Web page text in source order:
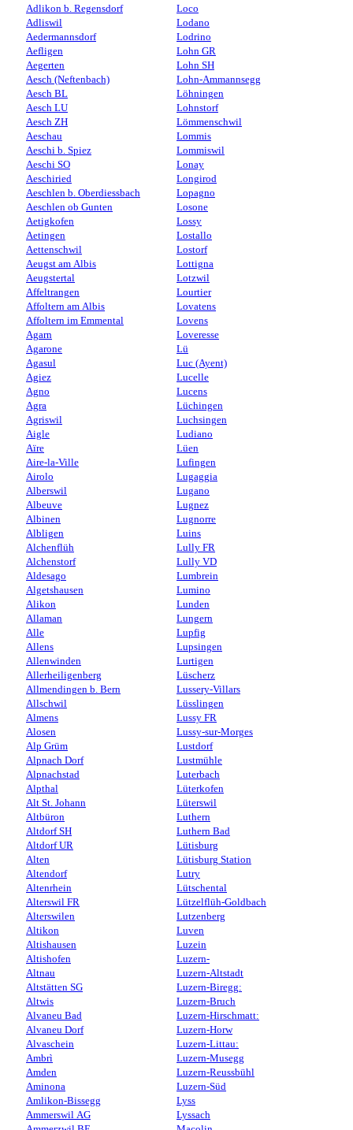
Adlikon b. Regensdorf
Adliswil
Aedermannsdorf
Aefligen
Aegerten
Aesch (Neftenbach)
Aesch BL
Aesch LU
Aesch ZH
Aeschau
Aeschi b. Spiez
Aeschi SO
Aeschiried
Aeschlen b. Oberdiessbach
Aeschlen ob Gunten
Aetigkofen
Aetingen
Aettenschwil
Aeugst am Albis
Aeugstertal
Affeltrangen
Affoltern am Albis
Affoltern im Emmental
Agarn
Agarone
Agasul
Agiez
Agno
Agra
Agriswil
Aigle
Aïre
Aire-la-Ville
Airolo
Alberswil
Albeuve
Albinen
Albligen
Alchenflüh
Alchenstorf
Aldesago
Algetshausen
Alikon
Allaman
Alle
Allens
Allenwinden
Allerheiligenberg
Allmendingen b. Bern
Allschwil
Almens
Alosen
Alp Grüm
Alpnach Dorf
Alpnachstad
Alpthal
Alt St. Johann
Altbüron
Altdorf SH
Altdorf UR
Alten
Altendorf
Altenrhein
Alterswil FR
Alterswilen
Altikon
Altishausen
Altishofen
Altnau
Altstätten SG
Altwis
Alvaneu Bad
Alvaneu Dorf
Alvaschein
Ambrì
Amden
Aminona
Amlikon-Bissegg
Ammerswil AG
Loco
Lodano
Lodrino
Lohn GR
Lohn SH
Lohn-Ammannsegg
Löhningen
Lohnstorf
Lömmenschwil
Lommis
Lommiswil
Lonay
Longirod
Lopagno
Losone
Lossy
Lostallo
Lostorf
Lottigna
Lotzwil
Lourtier
Lovatens
Lovens
Loveresse
Lü
Luc (Ayent)
Lucelle
Lucens
Lüchingen
Luchsingen
Ludiano
Lüen
Lufingen
Lugaggia
Lugano
Lugnez
Lugnorre
Luins
Lully FR
Lully VD
Lumbrein
Lumino
Lunden
Lungern
Lupfig
Lupsingen
Lurtigen
Lüscherz
Lussery-Villars
Lüsslingen
Lussy FR
Lussy-sur-Morges
Lustdorf
Lustmühle
Luterbach
Lüterkofen
Lüterswil
Luthern
Luthern Bad
Lütisburg
Lütisburg Station
Lutry
Lütschental
Lützelflüh-Goldbach
Lutzenberg
Luven
Luzein
Luzern-
Luzern-Altstadt
Luzern-Biregg:
Luzern-Bruch
Luzern-Hirschmatt:
Luzern-Horw
Luzern-Littau:
Luzern-Musegg
Luzern-Reussbühl
Luzern-Süd
Lyss
Lyssach